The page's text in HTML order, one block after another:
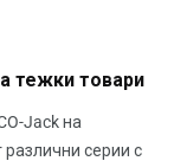
тежки товари
Jack на
различни серии с